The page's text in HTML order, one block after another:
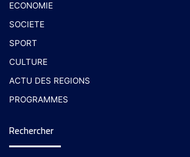
ECONOMIE
SOCIETE
SPORT
CULTURE
ACTU DES REGIONS
PROGRAMMES
Rechercher